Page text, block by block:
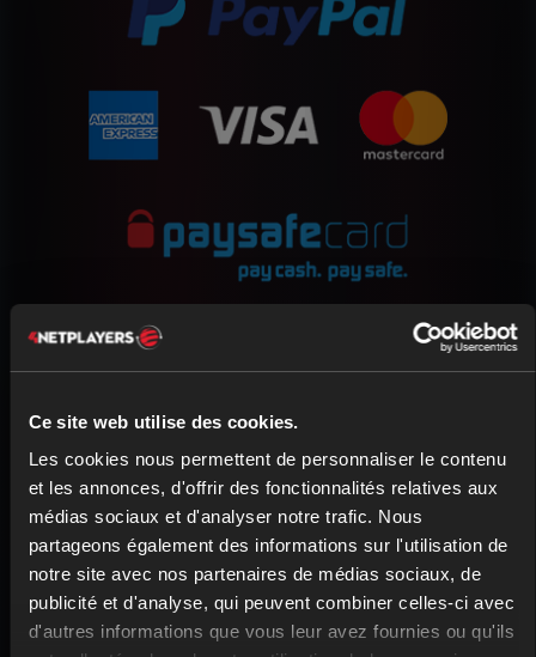
Ce site web utilise des cookies.
Les cookies nous permettent de personnaliser le contenu
et les annonces, d'offrir des fonctionnalités relatives aux
médias sociaux et d'analyser notre trafic. Nous
partageons également des informations sur l'utilisation de
notre site avec nos partenaires de médias sociaux, de
publicité et d'analyse, qui peuvent combiner celles-ci avec
d'autres informations que vous leur avez fournies ou qu'ils
Interface web intuitive pour
ton serveur Farming
Simulator 25